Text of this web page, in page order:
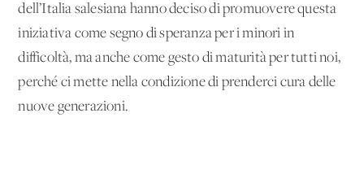
dell’Italia salesiana hanno deciso di promuovere questa
iniziativa come segno di speranza per i minori in
difficoltà, ma anche come gesto di maturità per tutti noi,
perché ci mette nella condizione di prenderci cura delle
nuove generazioni.